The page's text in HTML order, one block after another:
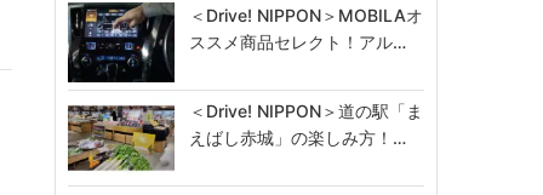
＜Drive! NIPPON＞MOBILAオ
ススメ商品セレクト！アル…
＜Drive! NIPPON＞道の駅「ま
えばし赤城」の楽しみ方！…